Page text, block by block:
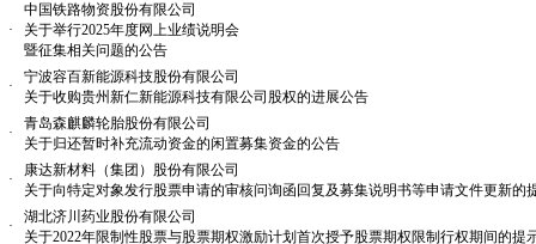
·
中国铁路物资股份有限公司
关于举行2025年度网上业绩说明会
暨征集相关问题的公告
·
宁波容百新能源科技股份有限公司
关于收购贵州新仁新能源科技有限公司股权的进展公告
·
青岛森麒麟轮胎股份有限公司
关于归还暂时补充流动资金的闲置募集资金的公告
·
康达新材料（集团）股份有限公司
关于向特定对象发行股票申请的审核问询函回复及募集说明书等申请文件更新的
·
湖北济川药业股份有限公司
关于2022年限制性股票与股票期权激励计划首次授予股票期权限制行权期间的提